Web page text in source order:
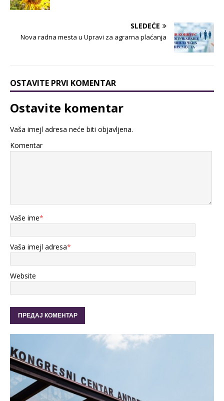
SLEDEĆE
Nova radna mesta u Upravi za agrarna plaćanja
OSTAVITE PRVI KOMENTAR
Ostavite komentar
Vaša imejl adresa neće biti objavljena.
Komentar
Vaše ime*
Vaša imejl adresa*
Website